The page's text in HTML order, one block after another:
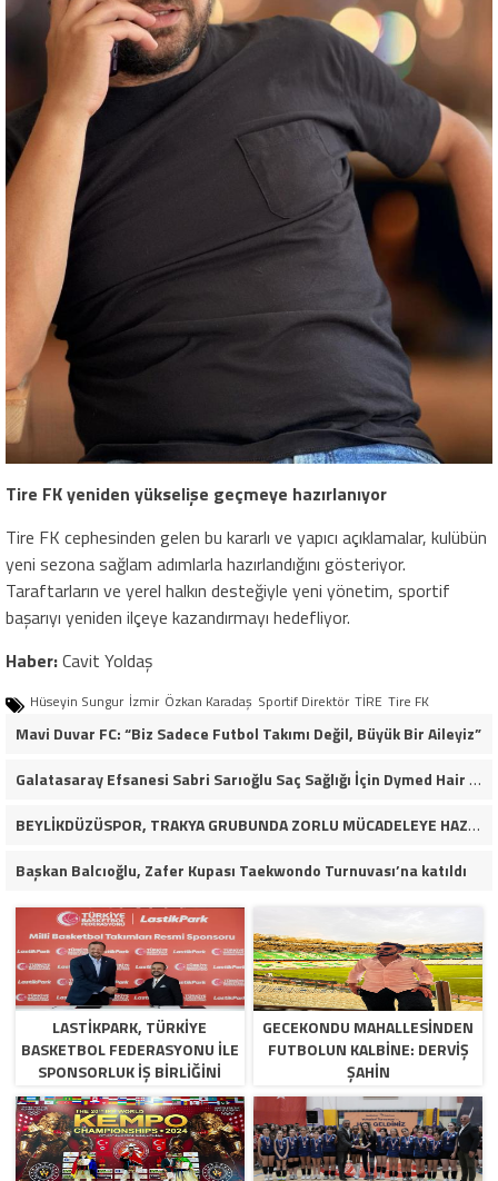
Tire FK yeniden yükselişe geçmeye hazırlanıyor
Tire FK cephesinden gelen bu kararlı ve yapıcı açıklamalar, kulübün
yeni sezona sağlam adımlarla hazırlandığını gösteriyor.
Taraftarların ve yerel halkın desteğiyle yeni yönetim, sportif
başarıyı yeniden ilçeye kazandırmayı hedefliyor.
Haber:Cavit Yoldaş
Hüseyin Sungur İzmir Özkan Karadaş Sportif Direktör TİRE Tire FK
Mavi Duvar FC: “Biz Sadece Futbol Takımı Değil, Büyük Bir Aileyiz”
Galatasaray Efsanesi Sabri Sarıoğlu Saç Sağlığı İçin Dymed Hair Clinic’i Seçti!
BEYLİKDÜZÜSPOR, TRAKYA GRUBUNDA ZORLU MÜCADELEYE HAZIRLANIYOR
Başkan Balcıoğlu, Zafer Kupası Taekwondo Turnuvası’na katıldı
LASTIKPARK, TÜRKIYE
BASKETBOL FEDERASYONU ILE
SPONSORLUK IŞ BIRLIĞINI
GENIŞLETTI
GECEKONDU MAHALLESINDEN
FUTBOLUN KALBINE: DERVIŞ
ŞAHIN